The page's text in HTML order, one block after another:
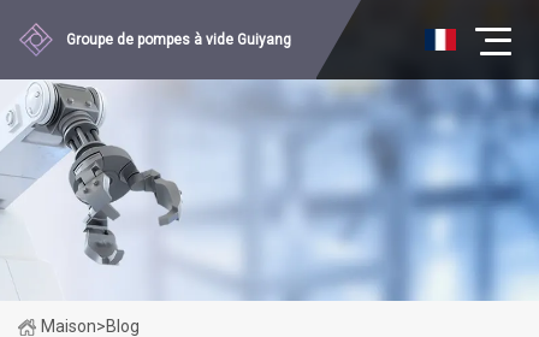
Groupe de pompes à vide Guiyang
Maison>Blog